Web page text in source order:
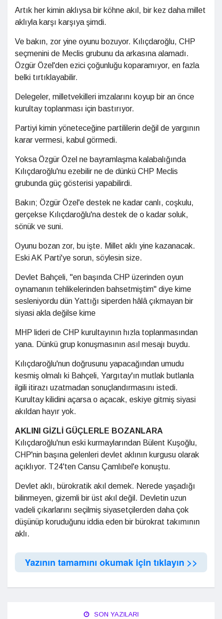
Artık her kimin aklıysa bir köhne akıl, bir kez daha millet
aklıyla karşı karşıya şimdi.
Ve bakın, zor yine oyunu bozuyor. Kılıçdaroğlu, CHP
seçmenini de Meclis grubunu da arkasına alamadı.
Özgür Özel'den ezici çoğunluğu koparamıyor, en fazla
belki tırtıklayabilir.
Delegeler, milletvekilleri imzalarını koyup bir an önce
kurultay toplanması için bastırıyor.
Partiyi kimin yöneteceğine partililerin değil de yargının
karar vermesi, kabul görmedi.
Yoksa Özgür Özel ne bayramlaşma kalabalığında
Kılıçdaroğlu'nu ezebilir ne de dünkü CHP Meclis
grubunda güç gösterisi yapabilirdi.
Bakın; Özgür Özel'e destek ne kadar canlı, coşkulu,
gerçekse Kılıçdaroğlu'na destek de o kadar soluk,
sönük ve suni.
Oyunu bozan zor, bu işte. Millet aklı yine kazanacak.
Eski AK Parti'ye sorun, söylesin size.
Devlet Bahçeli, "en başında CHP üzerinden oyun
oynamanın tehlikelerinden bahsetmiştim" diye kime
sesleniyordu dün Yattığı siperden hâlâ çıkmayan bir
siyasi akla değilse kime
MHP lideri de CHP kurultayının hızla toplanmasından
yana. Dünkü grup konuşmasının asıl mesajı buydu.
Kılıçdaroğlu'nun doğrusunu yapacağından umudu
kesmiş olmalı ki Bahçeli, Yargıtay'ın mutlak butlanla
ilgili itirazı uzatmadan sonuçlandırmasını istedi.
Kurultay kilidini açarsa o açacak, eskiye gitmiş siyasi
akıldan hayır yok.
AKLINI GİZLİ GÜÇLERLE BOZANLARA
Kılıçdaroğlu'nun eski kurmaylarından Bülent Kuşoğlu,
CHP'nin başına gelenleri devlet aklının kurgusu olarak
açıklıyor. T24'ten Cansu Çamlıbel'e konuştu.
Devlet aklı, bürokratik akıl demek. Nerede yaşadığı
bilinmeyen, gizemli bir üst akıl değil. Devletin uzun
vadeli çıkarlarını seçilmiş siyasetçilerden daha çok
düşünüp koruduğunu iddia eden bir bürokrat takımının
aklı.
Yazının tamamını okumak için tıklayın >>
SON YAZILARI